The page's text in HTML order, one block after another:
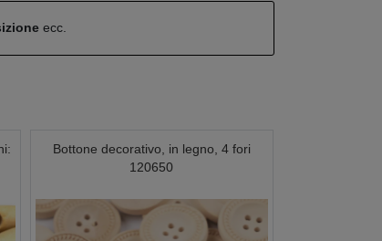
ecc.
Bottone decorativo, in legno, 4 fori
120650